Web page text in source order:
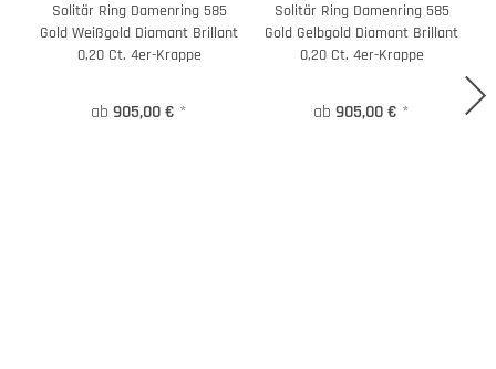
Solitär Ring Damenring 585
Gold Weißgold Diamant Brillant
0,20 Ct. 4er-Krappe
ab 905,00 € *
Solitär Ring Damenring 585
Gold Gelbgold Diamant Brillant
0,20 Ct. 4er-Krappe
ab 905,00 € *